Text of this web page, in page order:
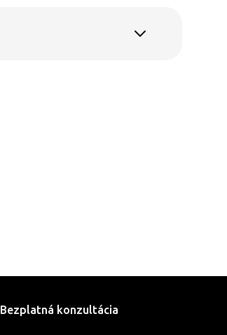
Bezplatná konzultácia